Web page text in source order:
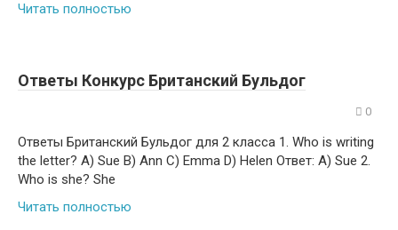
Читать полностью
Ответы Конкурс Британский Бульдог
0
Ответы Британский Бульдог для 2 класса 1. Who is writing
the letter? A) Sue B) Ann C) Emma D) Helen Ответ: A) Sue 2.
Who is she? She
Читать полностью